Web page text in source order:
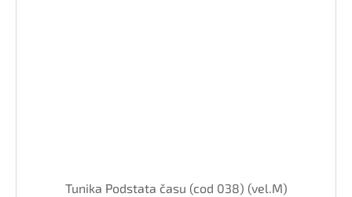
Tunika Podstata času (cod 038) (vel.M)